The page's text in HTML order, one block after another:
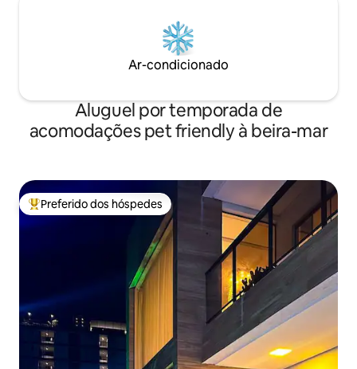
Ar-condicionado
Aluguel por temporada de
acomodações pet friendly à beira-mar
Entre os melhores preferidos dos hóspedes
Preferido dos hóspedes